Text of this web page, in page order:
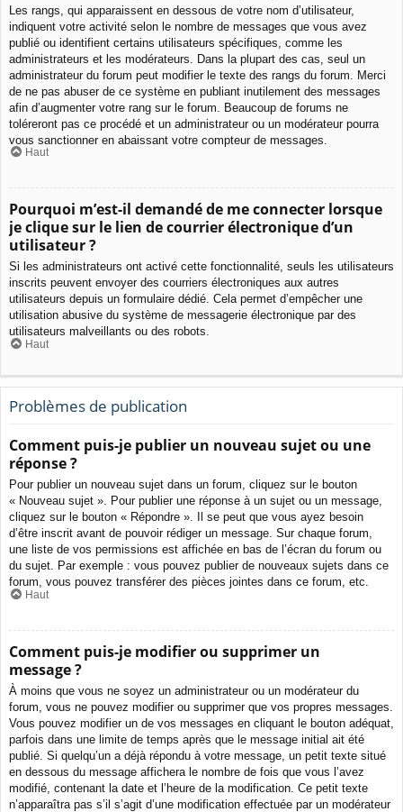
Les rangs, qui apparaissent en dessous de votre nom d’utilisateur,
indiquent votre activité selon le nombre de messages que vous avez
publié ou identifient certains utilisateurs spécifiques, comme les
administrateurs et les modérateurs. Dans la plupart des cas, seul un
administrateur du forum peut modifier le texte des rangs du forum. Merci
de ne pas abuser de ce système en publiant inutilement des messages
afin d’augmenter votre rang sur le forum. Beaucoup de forums ne
toléreront pas ce procédé et un administrateur ou un modérateur pourra
vous sanctionner en abaissant votre compteur de messages.
Haut
Pourquoi m’est-il demandé de me connecter lorsque
je clique sur le lien de courrier électronique d’un
utilisateur ?
Si les administrateurs ont activé cette fonctionnalité, seuls les utilisateurs
inscrits peuvent envoyer des courriers électroniques aux autres
utilisateurs depuis un formulaire dédié. Cela permet d’empêcher une
utilisation abusive du système de messagerie électronique par des
utilisateurs malveillants ou des robots.
Haut
Problèmes de publication
Comment puis-je publier un nouveau sujet ou une
réponse ?
Pour publier un nouveau sujet dans un forum, cliquez sur le bouton
« Nouveau sujet ». Pour publier une réponse à un sujet ou un message,
cliquez sur le bouton « Répondre ». Il se peut que vous ayez besoin
d’être inscrit avant de pouvoir rédiger un message. Sur chaque forum,
une liste de vos permissions est affichée en bas de l’écran du forum ou
du sujet. Par exemple : vous pouvez publier de nouveaux sujets dans ce
forum, vous pouvez transférer des pièces jointes dans ce forum, etc.
Haut
Comment puis-je modifier ou supprimer un
message ?
À moins que vous ne soyez un administrateur ou un modérateur du
forum, vous ne pouvez modifier ou supprimer que vos propres messages.
Vous pouvez modifier un de vos messages en cliquant le bouton adéquat,
parfois dans une limite de temps après que le message initial ait été
publié. Si quelqu’un a déjà répondu à votre message, un petit texte situé
en dessous du message affichera le nombre de fois que vous l’avez
modifié, contenant la date et l’heure de la modification. Ce petit texte
n’apparaîtra pas s’il s’agit d’une modification effectuée par un modérateur